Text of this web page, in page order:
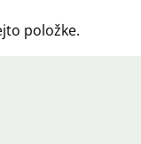
položke.